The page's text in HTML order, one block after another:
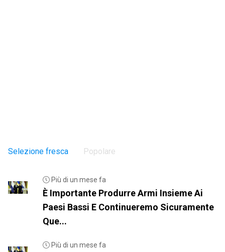
Selezione fresca Popolare
Più di un mese fa
È Importante Produrre Armi Insieme Ai
Paesi Bassi E Continueremo Sicuramente
Que...
Più di un mese fa